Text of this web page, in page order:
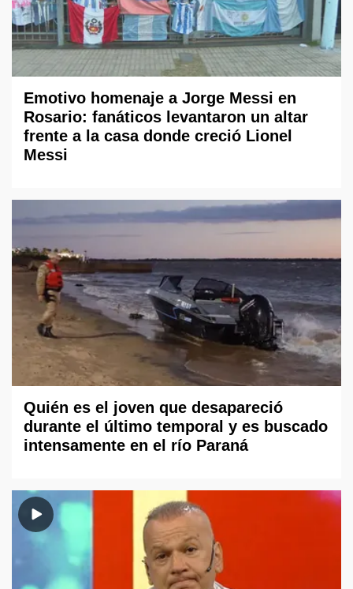
Emotivo homenaje a Jorge Messi en
Rosario: fanáticos levantaron un altar
frente a la casa donde creció Lionel
Messi
Quién es el joven que desapareció
durante el último temporal y es buscado
intensamente en el río Paraná